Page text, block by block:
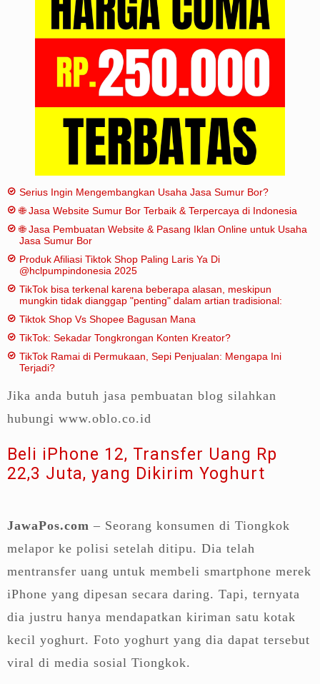
Serius Ingin Mengembangkan Usaha Jasa Sumur Bor?
🌐 Jasa Website Sumur Bor Terbaik & Terpercaya di Indonesia
🌐 Jasa Pembuatan Website & Pasang Iklan Online untuk Usaha
Jasa Sumur Bor
Produk Afiliasi Tiktok Shop Paling Laris Ya Di
@hclpumpindonesia 2025
TikTok bisa terkenal karena beberapa alasan, meskipun
mungkin tidak dianggap "penting" dalam artian tradisional:
Tiktok Shop Vs Shopee Bagusan Mana
TikTok: Sekadar Tongkrongan Konten Kreator?
TikTok Ramai di Permukaan, Sepi Penjualan: Mengapa Ini
Terjadi?
Jika anda butuh jasa pembuatan blog silahkan
hubungi www.oblo.co.id
Beli iPhone 12, Transfer Uang Rp
22,3 Juta, yang Dikirim Yoghurt
JawaPos.com – Seorang konsumen di Tiongkok
melapor ke polisi setelah ditipu. Dia telah
mentransfer uang untuk membeli smartphone merek
iPhone yang dipesan secara daring. Tapi, ternyata
dia justru hanya mendapatkan kiriman satu kotak
kecil yoghurt. Foto yoghurt yang dia dapat tersebut
viral di media sosial Tiongkok.
Sitemap